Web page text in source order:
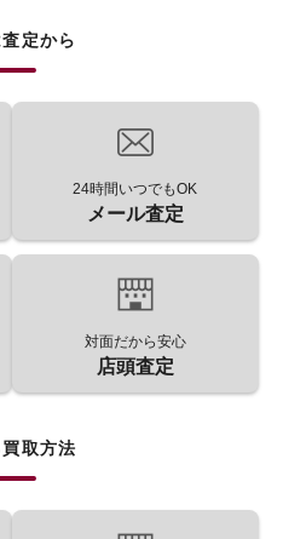
査定から
24時間いつでもOK
メール査定
対面だから安心
店頭査定
取方法